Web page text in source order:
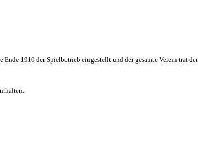
1910 der Spielbetrieb eingestellt und der gesamte Verein trat